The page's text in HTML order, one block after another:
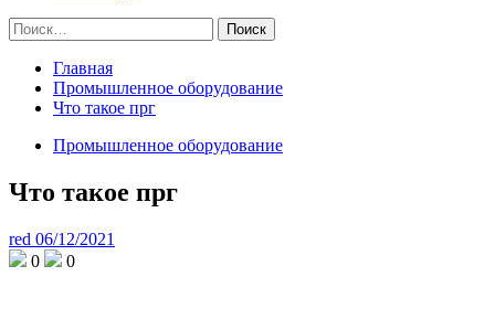
Найти:
Главная
Промышленное оборудование
Что такое прг
Промышленное оборудование
Что такое прг
red 06/12/2021
0
0